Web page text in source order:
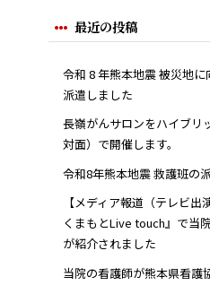
最近の投稿
令和 8 年熊本地震 被災地
派遣しました
長嶺がんサロンをハイブリ
対面）で開催します。
令和8年熊本地震 救護班の
【メディア報道（テレビ出
くまもとLive touch』で当
が紹介されました
当院の看護師が熊本県看護